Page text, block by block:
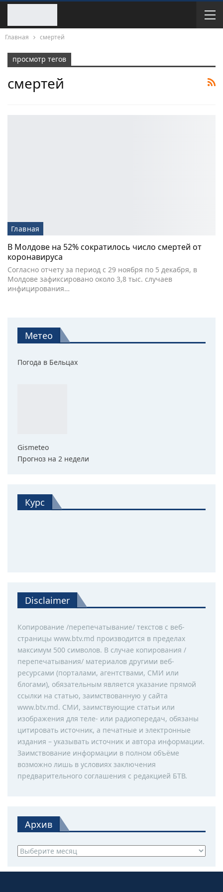
Главная смертей
просмотр тегов
смертей
Главная
В Молдове на 52% сократилось число смертей от
коронавируса
Согласно отчету за период с 29 ноября по 5 декабря, в
Молдове зафиксировано около 3,8 тыс. случаев
инфицирования…
Метео
Погода в Бельцах
Gismeteo
Прогноз на 2 недели
Курс
Disclaimer
Копирование /перепечатывание/ текстов с веб-
страницы www.btv.md производится в пределах
максимум 500 символов. В случае копирования /
перепечатывания/ материалов другими веб-
ресурсами (порталами, агентствами, СМИ или
блогами), обязательным является указание прямой
ссылки на статью, заимствованную у сайта
www.btv.md. СМИ, заимствующие статьи или
изображения для теле- или радиопередач, обязаны
цитировать источник, а печатные и электронные
издания – указывать источник и автора информации.
Заимствование информации в полном объёме
возможно лишь в условиях заключения
предварительного соглашения с редакцией БТВ.
Архив
Архив